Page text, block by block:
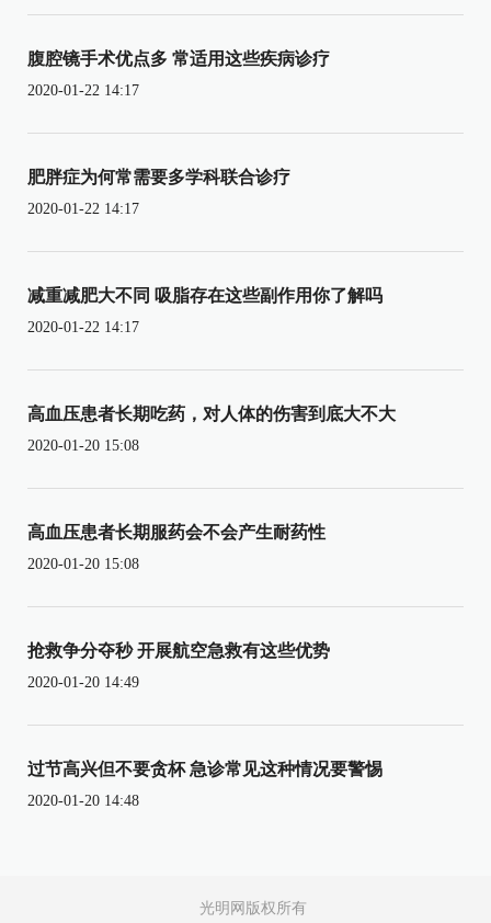
腹腔镜手术优点多 常适用这些疾病诊疗
2020-01-22 14:17
肥胖症为何常需要多学科联合诊疗
2020-01-22 14:17
减重减肥大不同 吸脂存在这些副作用你了解吗
2020-01-22 14:17
高血压患者长期吃药，对人体的伤害到底大不大
2020-01-20 15:08
高血压患者长期服药会不会产生耐药性
2020-01-20 15:08
抢救争分夺秒 开展航空急救有这些优势
2020-01-20 14:49
过节高兴但不要贪杯 急诊常见这种情况要警惕
2020-01-20 14:48
光明网版权所有